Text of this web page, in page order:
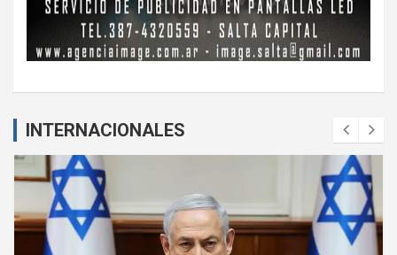
INTERNACIONALES